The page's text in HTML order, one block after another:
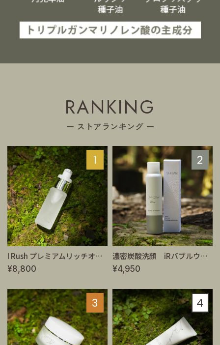
RANKING
ー ストアランキング ー
1
I Rush プレミアムリッチオイル 30ml
¥8,800
2
濃密炭酸洗顔 iRバブルウォッシュ 120g
¥4,950
3 4